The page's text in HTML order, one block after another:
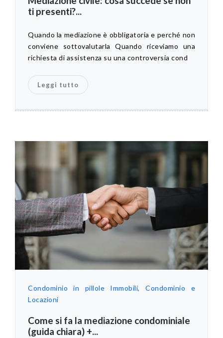
ti presenti?...
Quando la mediazione è obbligatoria e perché non
conviene sottovalutarla Quando riceviamo una
richiesta di assistenza su una controversia cond
Leggi tutto
Condominio in pillole
Immobili, Condominio e
Locazioni
Come si fa la mediazione condominiale
(guida chiara) +...